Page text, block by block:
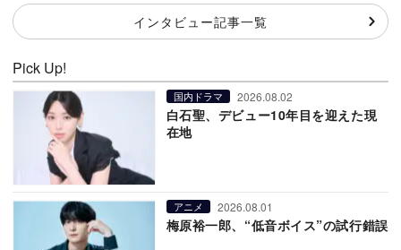
インタビュー記事一覧
Pick Up!
国内ドラマ 2026.08.02
白石聖、デビュー10年目を迎えた現
在地
アニメ 2026.08.01
梅原裕一郎、“低音ボイス”の試行錯誤